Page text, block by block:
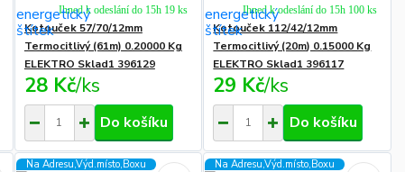
Kotouček 57/70/12mm
Termocitlivý (61m) 0.20000 Kg
ELEKTRO Sklad1 396129
28 Kč/ks
Ihned k odeslání do 15h 19 ks
Do košíku
Kotouček 112/42/12mm
Termocitlivý (20m) 0.15000 Kg
ELEKTRO Sklad1 396117
29 Kč/ks
Ihned k odeslání do 15h 100 ks
Do košíku
Na Adresu,Výd.místo,Boxu Na Adresu,Výd.místo,Boxu